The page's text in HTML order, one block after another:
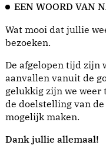
EEN WOORD VAN
Wat mooi dat jullie
bezoeken.
De afgelopen tijd zijn
aanvallen vanuit de
gelukkig zijn we
de doelstelling van
mogelijk maken.
Dank jullie allemaal!